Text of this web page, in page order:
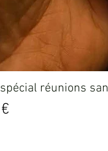
réunions